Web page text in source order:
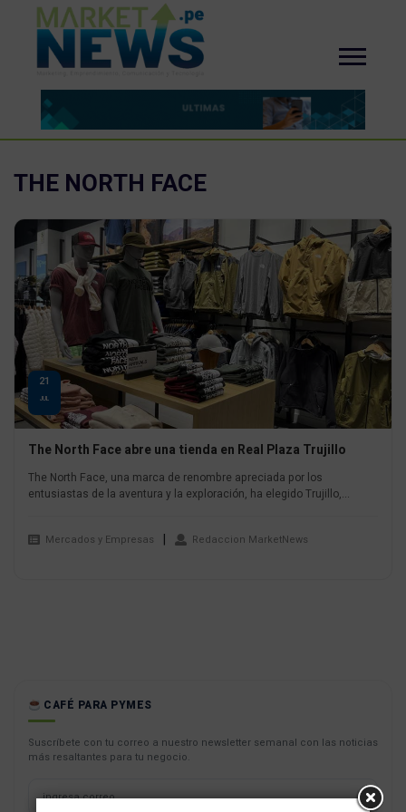
THE NORTH FACE
21
JUL
The North Face abre una tienda en Real Plaza Trujillo
The North Face, una marca de renombre apreciada por los
entusiastas de la aventura y la exploración, ha elegido Trujillo,...
Mercados y Empresas Redaccion MarketNews
CAFÉ PARA PYMES
Suscríbete con tu correo a nuestro newsletter semanal con las noticias
más resaltantes para tu negocio.